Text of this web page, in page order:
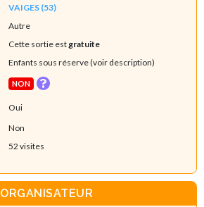
VAIGES (53)
Autre
Cette sortie est gratuite
Enfants sous réserve (voir description)
NON
Oui
Non
52 visites
ORGANISATEUR